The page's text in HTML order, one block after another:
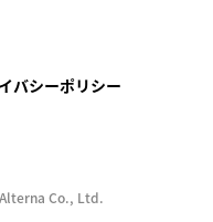
バシーポリシー
Co., Ltd.